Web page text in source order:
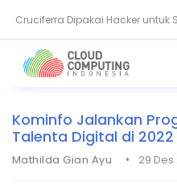
Cruciferra Dipakai Hacker
Proyek Galaxy SenseTime
Kominfo Jalankan
Talenta Digital di 2022
Mathilda Gian Ayu • 29 Des